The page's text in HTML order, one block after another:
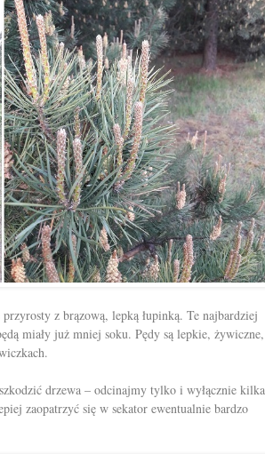
z brązową, lepką łupinką. Te najbardziej
miały już mniej soku. Pędy są lepkie, żywiczne,
drzewa – odcinajmy tylko i wyłącznie kilka
zaopatrzyć się w sekator ewentualnie bardzo